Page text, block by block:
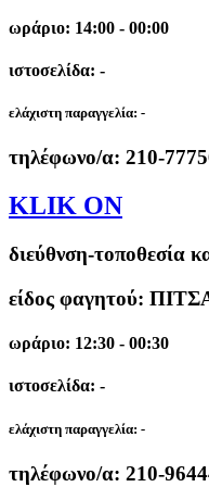
ωράριο: 14:00 - 00:00
ιστοσελίδα: -
ελάχιστη παραγγελία: -
τηλέφωνο/α: 210-
KLIK ON
διεύθνση-τοποθεσία
είδος φαγητού:
ωράριο: 12:30 - 00:30
ιστοσελίδα: -
ελάχιστη παραγγελία: -
τηλέφωνο/α: 210-